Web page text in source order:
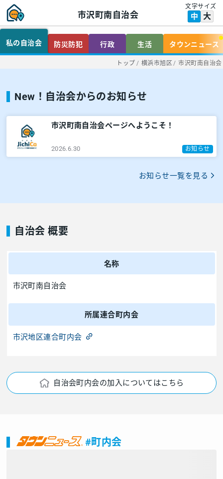
市沢町南自治会
文字サイズ
中 大
私の自治会 防災防犯 行政 生活 タウンニュース
トップ / 横浜市旭区 / 市沢町南自治会
New！自治会からのお知らせ
市沢町南自治会ページへようこそ！
2026.6.30 お知らせ
お知らせ一覧を見る
自治会 概要
名称
市沢町南自治会
所属連合町内会
市沢地区連合町内会
自治会町内会の加入についてはこちら
#町内会